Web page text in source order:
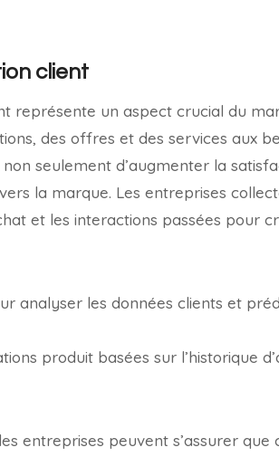
client
représente un aspect crucial du
des offres et des services aux
seulement d’augmenter la
la marque. Les entreprises
et les interactions passées pour
analyser les données clients et
produit basées sur l’historique
entreprises peuvent s’assurer que